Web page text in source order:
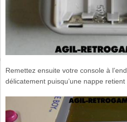
Remettez ensuite votre console à
délicatement puisqu’une nappe